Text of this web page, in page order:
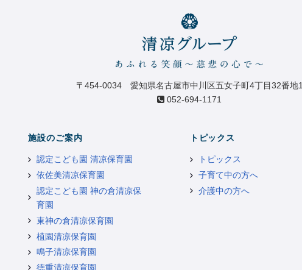
〒454-0034 愛知県名古屋市中川区五女子町4丁目32番地1
052-694-1171
施設のご案内
認定こども園 清凉保育園
依佐美清凉保育園
認定こども園 神の倉清凉保
育園
東神の倉清凉保育園
植園清凉保育園
鳴子清凉保育園
徳重清凉保育園
トピックス
トピックス
子育て中の方へ
介護中の方へ